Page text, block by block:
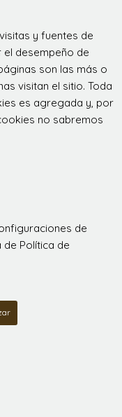
y fuentes de
desempeño de
son las más o
visitan el sitio. Toda
es agregada y, por
no sabremos
de
de Política de